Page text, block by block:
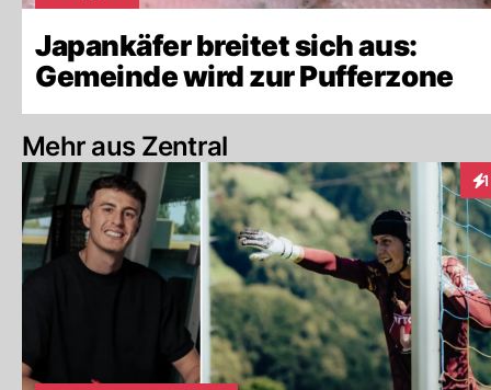
Japankäfer breitet sich aus:
Gemeinde wird zur Pufferzone
Mehr aus Zentral
1